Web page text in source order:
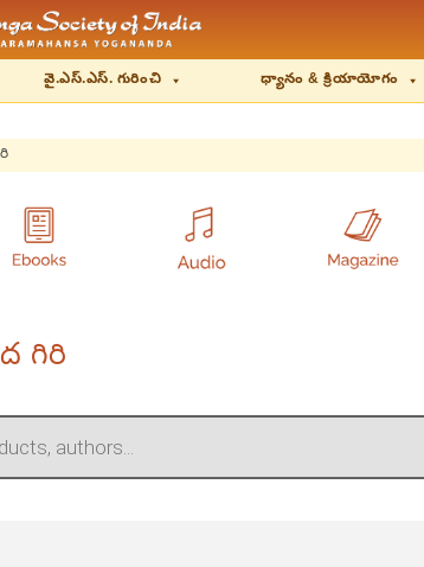
వై.ఎస్.ఎస్. గురించి ధ్యానం & క్రియాయోగం
గిరి